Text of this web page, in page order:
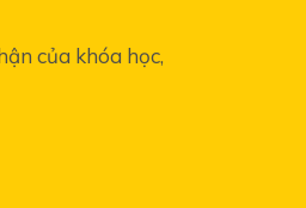
của khóa học,